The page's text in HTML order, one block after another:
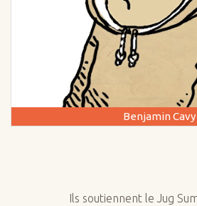
Benjamin Cavy
Ils soutiennent le Jug